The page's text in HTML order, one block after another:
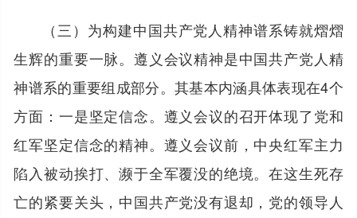
（三）为构建中国共产党人精神谱系铸就熠熠
生辉的重要一脉。遵义会议精神是中国共产党人精
神谱系的重要组成部分。其基本内涵具体表现在4个
方面：一是坚定信念。遵义会议的召开体现了党和
红军坚定信念的精神。遵义会议前，中央红军主力
陷入被动挨打、濒于全军覆没的绝境。在这生死存
亡的紧要关头，中国共产党没有退却，党的领导人